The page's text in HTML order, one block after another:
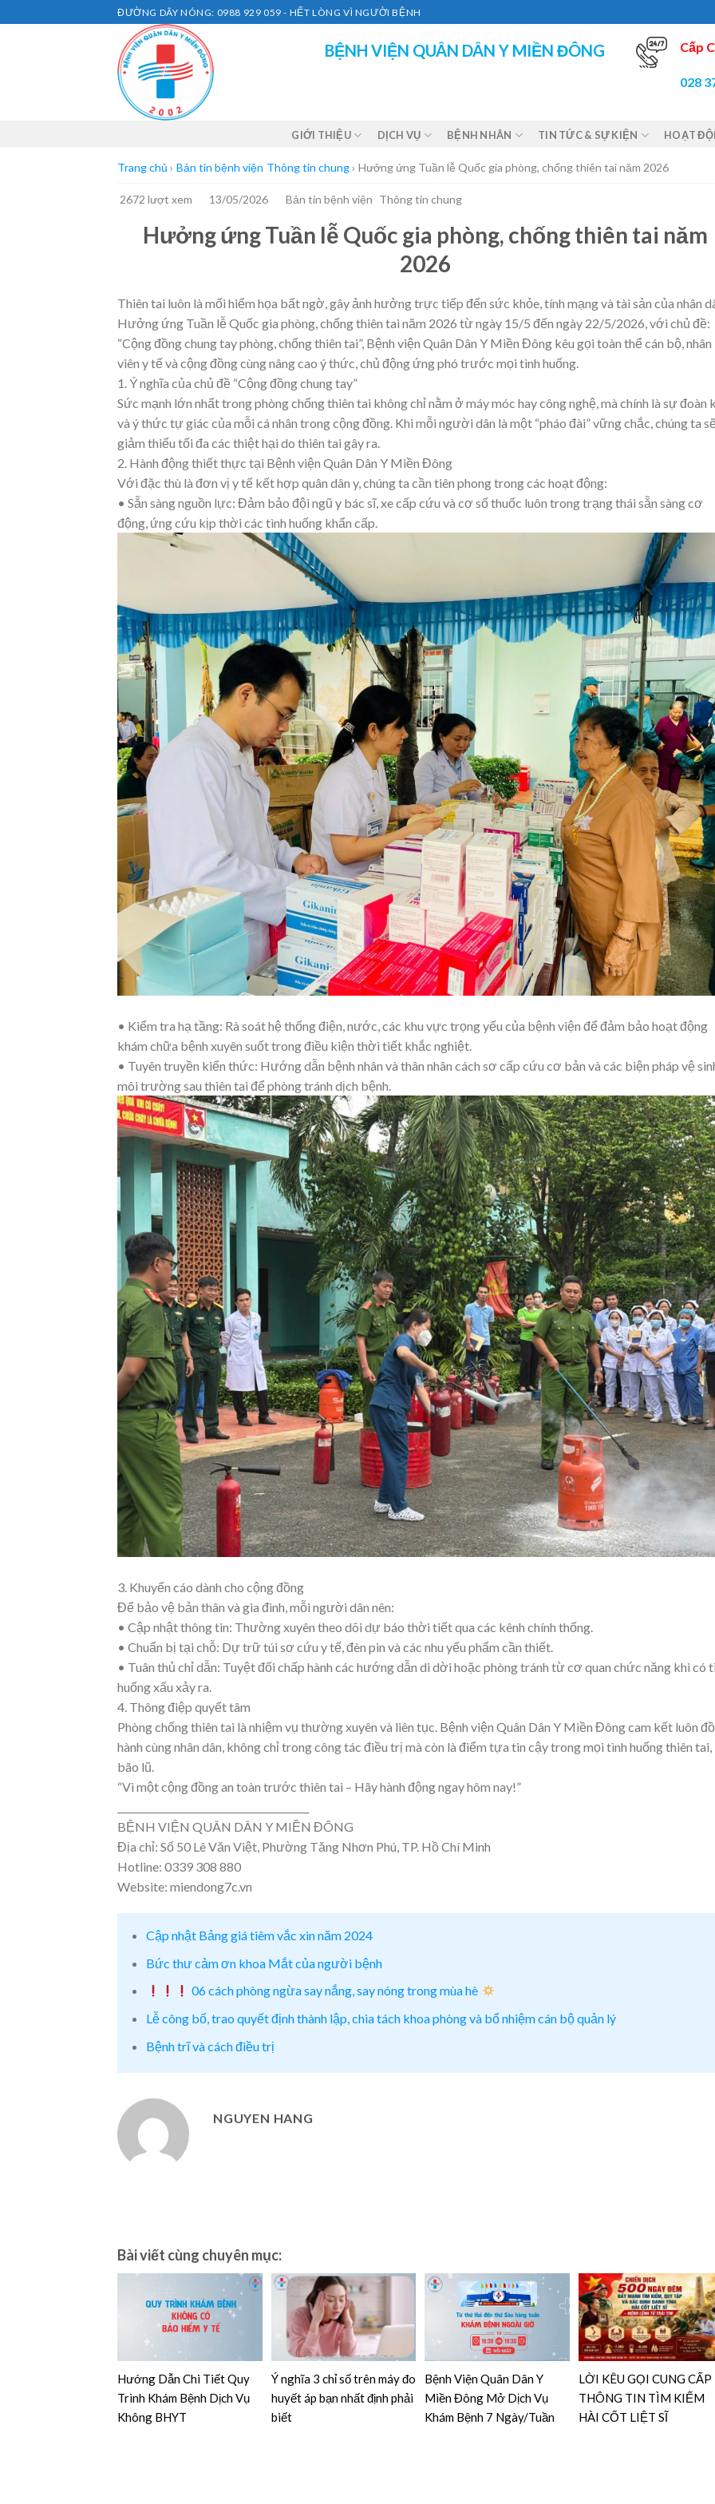
to
ĐƯỜNG DÂY NÓNG: 0988 929 059 - HẾT LÒNG VÌ NGƯỜI BỆNH
BỆNH VIỆN QUÂN DÂN Y MIỀN ĐÔNG Cấp
028
GIỚI THIỆU DỊCH VỤ BỆNH NHÂN TIN TỨC & SỰ KIỆN HOẠT
Trang chủ › Bản tin bệnh viện Thông tin chung› Hưởng ứng Tuần lễ Quốc gia phòng, chống thiên tai năm 2026
2672 lượt xem 13/05/2026 Bản tin bệnh viện Thông tin chung
Hưởng ứng Tuần lễ Quốc gia phòng, chống thiên tai năm
2026
Thiên tai luôn là mối hiểm họa bất ngờ, gây ảnh hưởng trực tiếp đến sức khỏe, tính mạng và tài sản của nhân
Hưởng ứng Tuần lễ Quốc gia phòng, chống thiên tai năm 2026 từ ngày 15/5 đến ngày 22/5/2026, với chủ đề:
“Cộng đồng chung tay phòng, chống thiên tai”, Bệnh viện Quân Dân Y Miền Đông kêu gọi toàn thể cán bộ, nhân
viên y tế và cộng đồng cùng nâng cao ý thức, chủ động ứng phó trước mọi tình huống.
1. Ý nghĩa của chủ đề “Cộng đồng chung tay”
Sức mạnh lớn nhất trong phòng chống thiên tai không chỉ nằm ở máy móc hay công nghệ, mà chính là sự đoàn
và ý thức tự giác của mỗi cá nhân trong cộng đồng. Khi mỗi người dân là một “pháo đài” vững chắc, chúng ta
giảm thiểu tối đa các thiệt hại do thiên tai gây ra.
2. Hành động thiết thực tại Bệnh viện Quân Dân Y Miền Đông
Với đặc thù là đơn vị y tế kết hợp quân dân y, chúng ta cần tiên phong trong các hoạt động:
• Sẵn sàng nguồn lực: Đảm bảo đội ngũ y bác sĩ, xe cấp cứu và cơ số thuốc luôn trong trạng thái sẵn sàng cơ
động, ứng cứu kịp thời các tình huống khẩn cấp.
• Kiểm tra hạ tầng: Rà soát hệ thống điện, nước, các khu vực trọng yếu của bệnh viện để đảm bảo hoạt động
khám chữa bệnh xuyên suốt trong điều kiện thời tiết khắc nghiệt.
• Tuyên truyền kiến thức: Hướng dẫn bệnh nhân và thân nhân cách sơ cấp cứu cơ bản và các biện pháp vệ
môi trường sau thiên tai để phòng tránh dịch bệnh.
3. Khuyến cáo dành cho cộng đồng
Để bảo vệ bản thân và gia đình, mỗi người dân nên:
• Cập nhật thông tin: Thường xuyên theo dõi dự báo thời tiết qua các kênh chính thống.
• Chuẩn bị tại chỗ: Dự trữ túi sơ cứu y tế, đèn pin và các nhu yếu phẩm cần thiết.
• Tuân thủ chỉ dẫn: Tuyệt đối chấp hành các hướng dẫn di dời hoặc phòng tránh từ cơ quan chức năng khi có
huống xấu xảy ra.
4. Thông điệp quyết tâm
Phòng chống thiên tai là nhiệm vụ thường xuyên và liên tục. Bệnh viện Quân Dân Y Miền Đông cam kết luôn
hành cùng nhân dân, không chỉ trong công tác điều trị mà còn là điểm tựa tin cậy trong mọi tình huống thiên tai,
bão lũ.
“Vì một cộng đồng an toàn trước thiên tai – Hãy hành động ngay hôm nay!”
BỆNH VIỆN QUÂN DÂN Y MIỀN ĐÔNG
Địa chỉ: Số 50 Lê Văn Việt, Phường Tăng Nhơn Phú, TP. Hồ Chí Minh
Hotline: 0339 308 880
Website: miendong7c.vn
Cập nhật Bảng giá tiêm vắc xin năm 2024
Bức thư cảm ơn khoa Mắt của người bệnh
06 cách phòng ngừa say nắng, say nóng trong mùa hè
Lễ công bố, trao quyết định thành lập, chia tách khoa phòng và bổ nhiệm cán bộ quản lý
Bệnh trĩ và cách điều trị
NGUYEN HANG
Bài viết cùng chuyên mục:
Hướng Dẫn Chi Tiết Quy
Trình Khám Bệnh Dịch Vụ
Không BHYT
Ý nghĩa 3 chỉ số trên máy đo
huyết áp bạn nhất định phải
biết
Bệnh Viện Quân Dân Y
Miền Đông Mở Dịch Vụ
Khám Bệnh 7 Ngày/Tuần
LỜI KÊU GỌI CUNG CẤP
THÔNG TIN TÌM KIẾM
HÀI CỐT LIỆT SĨ